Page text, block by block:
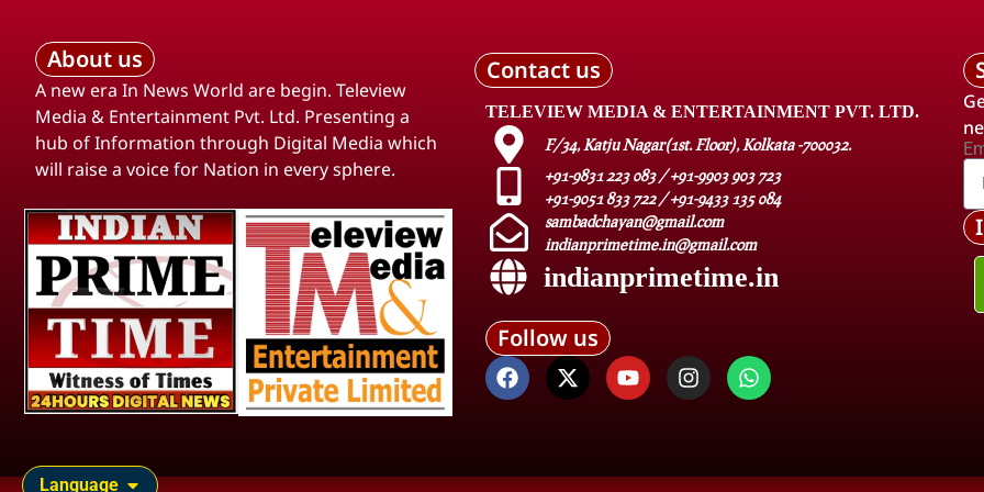
Language
About us
A new era In News World are begin. Teleview
Media & Entertainment Pvt. Ltd. Presenting a
hub of Information through Digital Media which
will raise a voice for Nation in every sphere.
Contact us
TELEVIEW MEDIA & ENTERTAINMENT PVT. LTD.
F/34, Katju Nagar(1st. Floor), Kolkata -700032.
+91-9831 223 083 / +91-9903 903 723
+91-9051 833 722 / +91-9433 135 084
sambadchayan@gmail.com
indianprimetime.in@gmail.com
indianprimetime.in
Follow us